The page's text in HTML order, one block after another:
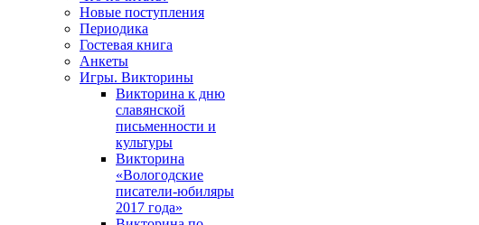
Новые поступления
Периодика
Гостевая книга
Анкеты
Игры. Викторины
Викторина к дню
славянской
письменности и
культуры
Викторина
«Вологодские
писатели-юбиляры
2017 года»